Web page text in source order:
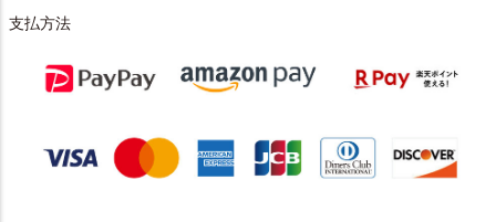
支払方法